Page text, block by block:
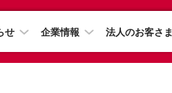
せ 企業情報 法人のお客さま